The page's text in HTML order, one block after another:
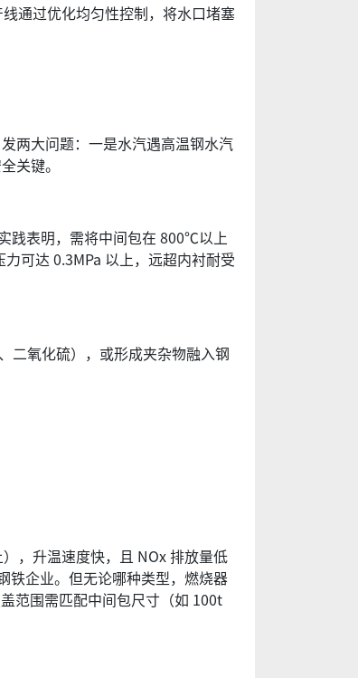
通过优化均匀性控制，将水口堵塞
两大问题：一是水汽遇高温钢水汽
关键。
践表明，需将中间包在 800℃以上
可达 0.3MPa 以上，远超内衬耐受
氧化硫），或形成夹杂物融入钢
，升温速度快，且 NOx 排放量低
铁企业。但无论哪种类型，燃烧器
范围需匹配中间包尺寸（如 100t